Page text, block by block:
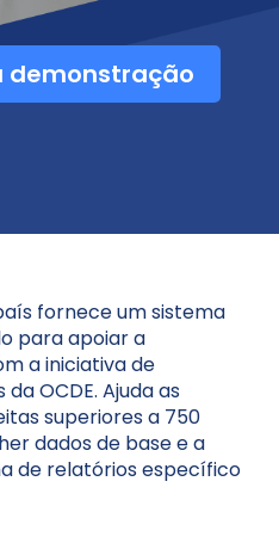
demonstração
fornece um sistema
para apoiar a
a iniciativa de
OCDE. Ajuda as
superiores a 750
dados de base e a
de relatórios específico